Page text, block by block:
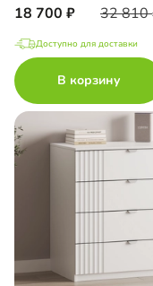
18 700 32 810
Доступно для доставки
В корзину